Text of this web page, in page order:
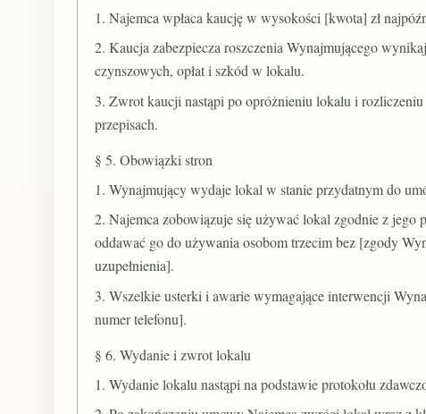
1. Najemca wpłaca kaucję w wysokości [kwota] zł
2. Kaucja zabezpiecza roszczenia Wynajmującego
czynszowych, opłat i szkód w lokalu.
3. Zwrot kaucji nastąpi po opróżnieniu lokalu i
przepisach.
§ 5. Obowiązki stron
1. Wynajmujący wydaje lokal w stanie przydatnym do
2. Najemca zobowiązuje się używać lokal zgodnie z jego
oddawać go do używania osobom trzecim bez [zgody
uzupełnienia].
3. Wszelkie usterki i awarie wymagające interwencji
numer telefonu].
§ 6. Wydanie i zwrot lokalu
1. Wydanie lokalu nastąpi na podstawie protokołu